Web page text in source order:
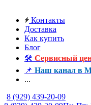
Контакты
Доставка
Как купить
Блог
🛠️ Сервисный
📌 Наш канал в
...
8 (929) 439-20-09